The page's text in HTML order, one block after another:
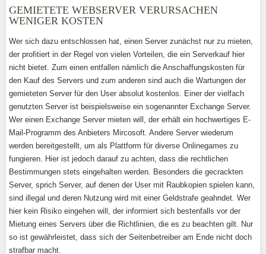
GEMIETETE WEBSERVER VERURSACHEN
WENIGER KOSTEN
Wer sich dazu entschlossen hat, einen Server zunächst nur zu mieten,
der profitiert in der Regel von vielen Vorteilen, die ein Serverkauf hier
nicht bietet. Zum einen entfallen nämlich die Anschaffungskosten für
den Kauf des Servers und zum anderen sind auch die Wartungen der
gemieteten Server für den User absolut kostenlos. Einer der vielfach
genutzten Server ist beispielsweise ein sogenannter Exchange Server.
Wer einen Exchange Server mieten will, der erhält ein hochwertiges E-
Mail-Programm des Anbieters Mircosoft. Andere Server wiederum
werden bereitgestellt, um als Plattform für diverse Onlinegames zu
fungieren. Hier ist jedoch darauf zu achten, dass die rechtlichen
Bestimmungen stets eingehalten werden. Besonders die gecrackten
Server, sprich Server, auf denen der User mit Raubkopien spielen kann,
sind illegal und deren Nutzung wird mit einer Geldstrafe geahndet. Wer
hier kein Risiko eingehen will, der informiert sich bestenfalls vor der
Mietung eines Servers über die Richtlinien, die es zu beachten gilt. Nur
so ist gewährleistet, dass sich der Seitenbetreiber am Ende nicht doch
strafbar macht.